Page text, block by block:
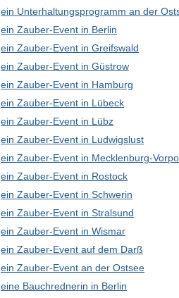
ein Unterhaltungsprogramm an der
ein Zauber-Event in Berlin
ein Zauber-Event in Greifswald
ein Zauber-Event in Güstrow
ein Zauber-Event in Hamburg
ein Zauber-Event in Lübeck
ein Zauber-Event in Lübz
ein Zauber-Event in Ludwigslust
ein Zauber-Event in Mecklenburg-
ein Zauber-Event in Rostock
ein Zauber-Event in Schwerin
ein Zauber-Event in Stralsund
ein Zauber-Event in Wismar
ein Zauber-Event auf dem Darß
ein Zauber-Event an der Ostsee
eine Bauchrednerin in Berlin